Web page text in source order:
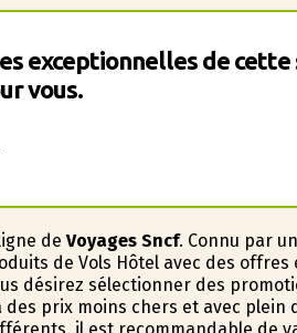
exceptionnelles de cette
vous.
de Voyages Sncf. Connu par
de Vols Hôtel avec des offres
désirez sélectionner des
prix moins chers et avec